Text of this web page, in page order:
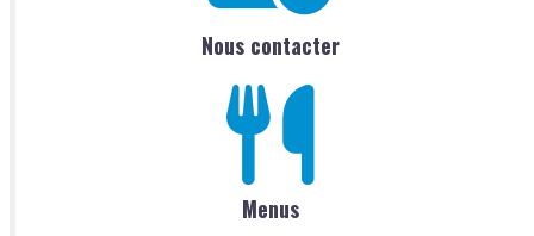
Nous contacter
Menus